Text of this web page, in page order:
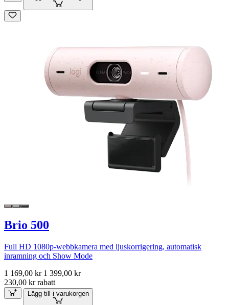
Brio 500
Full HD 1080p-webbkamera med ljuskorrigering, automatisk
inramning och Show Mode
1 169,00 kr 1 399,00 kr
230,00 kr rabatt
Lägg till i varukorgen